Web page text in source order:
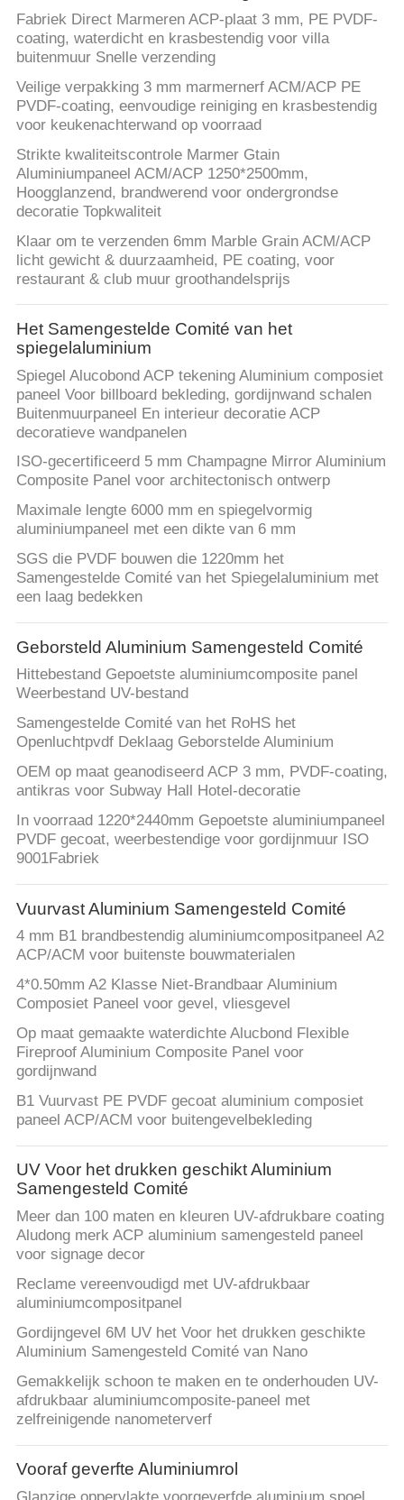
Fabriek Direct Marmeren ACP-plaat 3 mm, PE PVDF-
coating, waterdicht en krasbestendig voor villa
buitenmuur Snelle verzending
Veilige verpakking 3 mm marmernerf ACM/ACP PE
PVDF-coating, eenvoudige reiniging en krasbestendig
voor keukenachterwand op voorraad
Strikte kwaliteitscontrole Marmer Gtain
Aluminiumpaneel ACM/ACP 1250*2500mm,
Hoogglanzend, brandwerend voor ondergrondse
decoratie Topkwaliteit
Klaar om te verzenden 6mm Marble Grain ACM/ACP
licht gewicht & duurzaamheid, PE coating, voor
restaurant & club muur groothandelsprijs
Het Samengestelde Comité van het
spiegelaluminium
Spiegel Alucobond ACP tekening Aluminium composiet
paneel Voor billboard bekleding, gordijnwand schalen
Buitenmuurpaneel En interieur decoratie ACP
decoratieve wandpanelen
ISO-gecertificeerd 5 mm Champagne Mirror Aluminium
Composite Panel voor architectonisch ontwerp
Maximale lengte 6000 mm en spiegelvormig
aluminiumpaneel met een dikte van 6 mm
SGS die PVDF bouwen die 1220mm het
Samengestelde Comité van het Spiegelaluminium met
een laag bedekken
Geborsteld Aluminium Samengesteld Comité
Hittebestand Gepoetste aluminiumcomposite panel
Weerbestand UV-bestand
Samengestelde Comité van het RoHS het
Openluchtpvdf Deklaag Geborstelde Aluminium
OEM op maat geanodiseerd ACP 3 mm, PVDF-coating,
antikras voor Subway Hall Hotel-decoratie
In voorraad 1220*2440mm Gepoetste aluminiumpaneel
PVDF gecoat, weerbestendige voor gordijnmuur ISO
9001Fabriek
Vuurvast Aluminium Samengesteld Comité
4 mm B1 brandbestendig aluminiumcompositpaneel A2
ACP/ACM voor buitenste bouwmaterialen
4*0.50mm A2 Klasse Niet-Brandbaar Aluminium
Composiet Paneel voor gevel, vliesgevel
Op maat gemaakte waterdichte Alucbond Flexible
Fireproof Aluminium Composite Panel voor
gordijnwand
B1 Vuurvast PE PVDF gecoat aluminium composiet
paneel ACP/ACM voor buitengevelbekleding
UV Voor het drukken geschikt Aluminium
Samengesteld Comité
Meer dan 100 maten en kleuren UV-afdrukbare coating
Aludong merk ACP aluminium samengesteld paneel
voor signage decor
Reclame vereenvoudigd met UV-afdrukbaar
aluminiumcompositpanel
Gordijngevel 6M UV het Voor het drukken geschikte
Aluminium Samengesteld Comité van Nano
Gemakkelijk schoon te maken en te onderhouden UV-
afdrukbaar aluminiumcomposite-paneel met
zelfreinigende nanometerverf
Vooraf geverfte Aluminiumrol
Glanzige oppervlakte voorgeverfde aluminium spoel